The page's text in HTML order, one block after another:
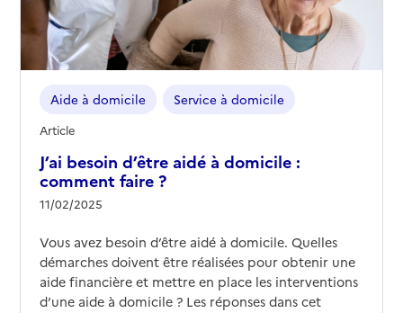
J’ai besoin d’être aidé à domicile :
comment faire ?
11/02/2025
Aide à domicile Service à domicile
Article
Vous avez besoin d’être aidé à domicile. Quelles
démarches doivent être réalisées pour obtenir une
aide financière et mettre en place les interventions
d’une aide à domicile ? Les réponses dans cet